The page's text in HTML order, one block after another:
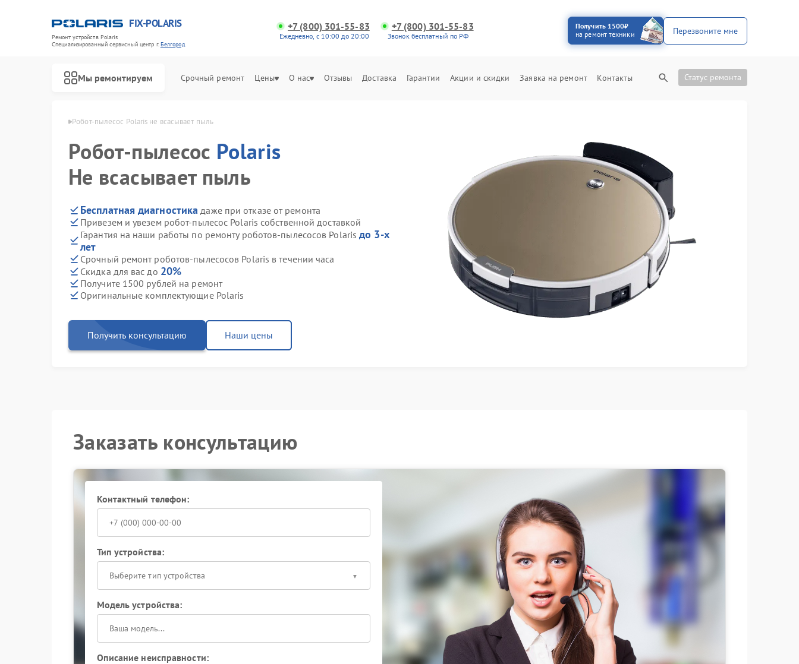
FIX-POLARIS
Ремонт устройств Polaris
Специализированный cервисный центр г.Белгород
+7 (800) 301-55-83
Ежедневно, с 10:00 до 20:00
+7 (800) 301-55-83
Звонок бесплатный по РФ
Получить 1500₽
на ремонт техники
Перезвоните мне
Мы ремонтируем Срочный ремонт Цены О нас Отзывы Доставка Гарантии Акции и скидки Заявка на ремонт Контакты Статус ремонта
в Белгороде Робот-пылесос Polaris не всасывает пыль
Робот-пылесос Polaris
Не всасывает пыль
Бесплатная диагностика даже при отказе от ремонта
Привезем и увезем робот-пылесос Polaris собственной доставкой
Гарантия на наши работы по ремонту роботов-пылесосов Polarisдо 3-х
лет
Срочный ремонт роботов-пылесосов Polaris в течении часа
Скидка для вас до 20%
Получите 1500 рублей на ремонт
Оригинальные комплектующие Polaris
Получить консультацию Наши цены
Заказать консультацию
Контактный телефон:
Тип устройства:
Выберите тип устройства
Модель устройства:
Описание неисправности: